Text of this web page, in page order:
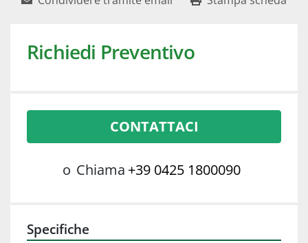
Richiedi Preventivo
CONTATTACI
o Chiama +39 0425 1800090
Specifiche